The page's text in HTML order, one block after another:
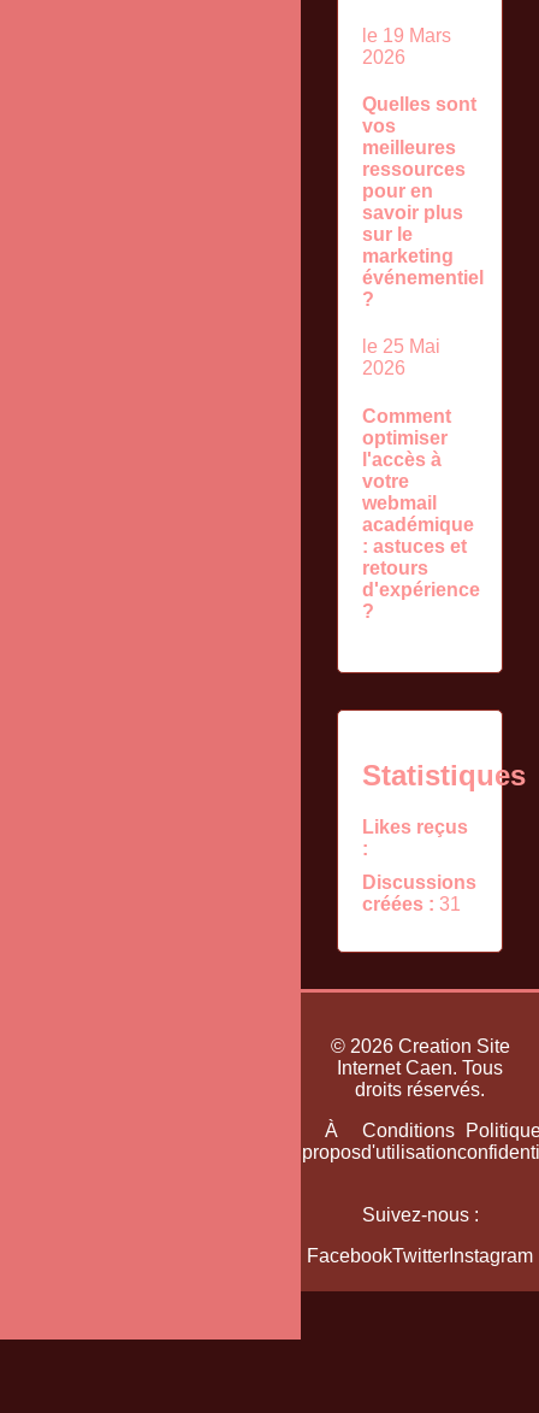
le 19 Mars
2026
Quelles sont
vos
meilleures
ressources
pour en
savoir plus
sur le
marketing
événementiel
?
le 25 Mai
2026
Comment
optimiser
l'accès à
votre
webmail
académique
: astuces et
retours
d'expérience
?
Statistiques
Likes reçus
:
Discussions
créées : 31
© 2026 Creation Site
Internet Caen. Tous
droits réservés.
À
propos
Conditions
d'utilisation
Suivez-nous :
FacebookTwitter Instagram